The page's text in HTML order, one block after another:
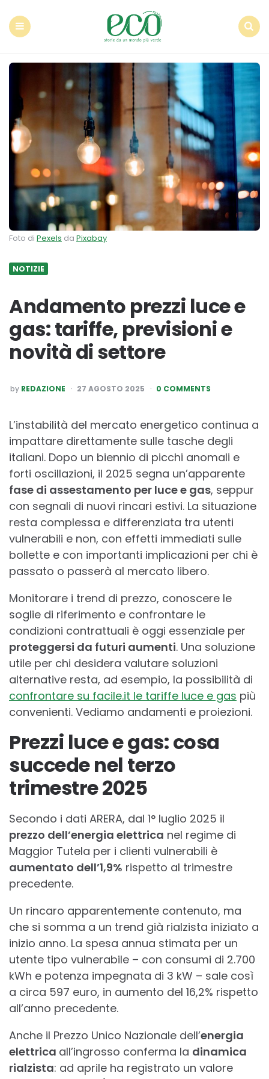
Foto di Pexels da Pixabay
NOTIZIE
Andamento prezzi luce e
gas: tariffe, previsioni e
novità di settore
POSTED
BY
by REDAZIONE 27 AGOSTO 2025 0 COMMENTS
L’instabilità del mercato energetico continua a
impattare direttamente sulle tasche degli
italiani. Dopo un biennio di picchi anomali e
forti oscillazioni, il 2025 segna un’apparente
fase di assestamento per luce e gas, seppur
con segnali di nuovi rincari estivi. La situazione
resta complessa e differenziata tra utenti
vulnerabili e non, con effetti immediati sulle
bollette e con importanti implicazioni per chi è
passato o passerà al mercato libero.
Monitorare i trend di prezzo, conoscere le
soglie di riferimento e confrontare le
condizioni contrattuali è oggi essenziale per
proteggersi da futuri aumenti. Una soluzione
utile per chi desidera valutare soluzioni
alternative resta, ad esempio, la possibilità di
confrontare su facile.it le tariffe luce e gas più
convenienti. Vediamo andamenti e proiezioni.
Prezzi luce e gas: cosa
succede nel terzo
trimestre 2025
Secondo i dati ARERA, dal 1° luglio 2025 il
prezzo dell’energia elettrica nel regime di
Maggior Tutela per i clienti vulnerabili è
aumentato dell’1,9% rispetto al trimestre
precedente.
Un rincaro apparentemente contenuto, ma
che si somma a un trend già rialzista iniziato a
inizio anno. La spesa annua stimata per un
utente tipo vulnerabile – con consumi di 2.700
kWh e potenza impegnata di 3 kW – sale così
a circa 597 euro, in aumento del 16,2% rispetto
all’anno precedente.
Anche il Prezzo Unico Nazionale dell’energia
elettrica all’ingrosso conferma la dinamica
rialzista: ad aprile ha registrato un valore